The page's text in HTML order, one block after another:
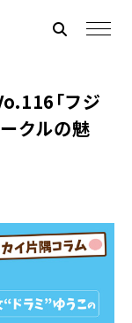
「フジ
クルの魅